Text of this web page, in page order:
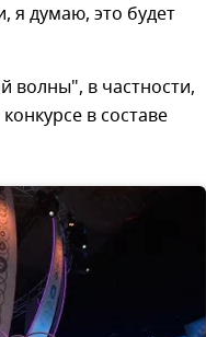
я думаю, это будет
волны", в частности,
в составе